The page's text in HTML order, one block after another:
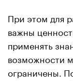
При этом для
важны
применять
возможности
ограничены.